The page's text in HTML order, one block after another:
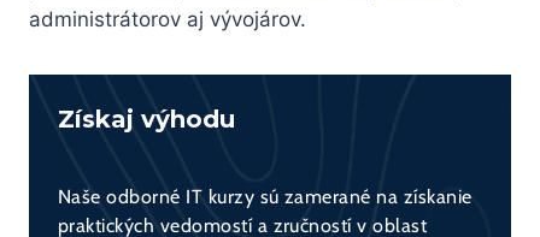
administrátorov aj vývojárov.
Získaj výhodu
Naše odborné IT kurzy sú zamerané na získanie
praktických vedomostí a zručností v oblast